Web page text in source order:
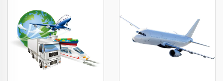
dni Globalni kupci